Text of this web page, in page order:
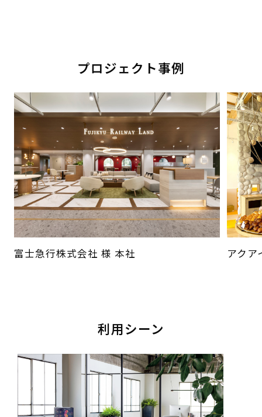
プロジェクト事例
富士急行株式会社 様 本社 アク
利用シーン